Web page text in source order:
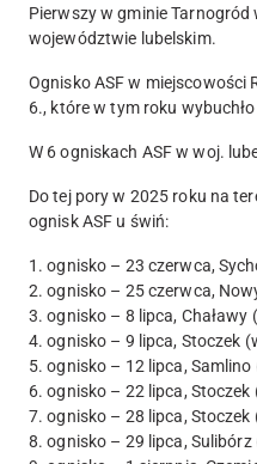
Pierwszyw gminieTarnogród
województwie lubelskim.
Ognisko ASF w miejscowości
6., które w tym roku
W 6 ogniskach ASF w woj.
Do tej pory w 2025 roku na
ognisk ASF u świń:
1. ognisko – 23 czerwca,
2. ognisko – 25 czerwca,
3. ognisko – 8 lipca, Chaławy
4. ognisko – 9 lipca, Stoczek
5. ognisko – 12 lipca,
6. ognisko – 22 lipca, Stoczek
7. ognisko – 28 lipca, Stoczek
8. ognisko – 29 lipca,